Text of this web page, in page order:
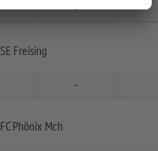
-
SE Freising
-
FC Phönix Mch